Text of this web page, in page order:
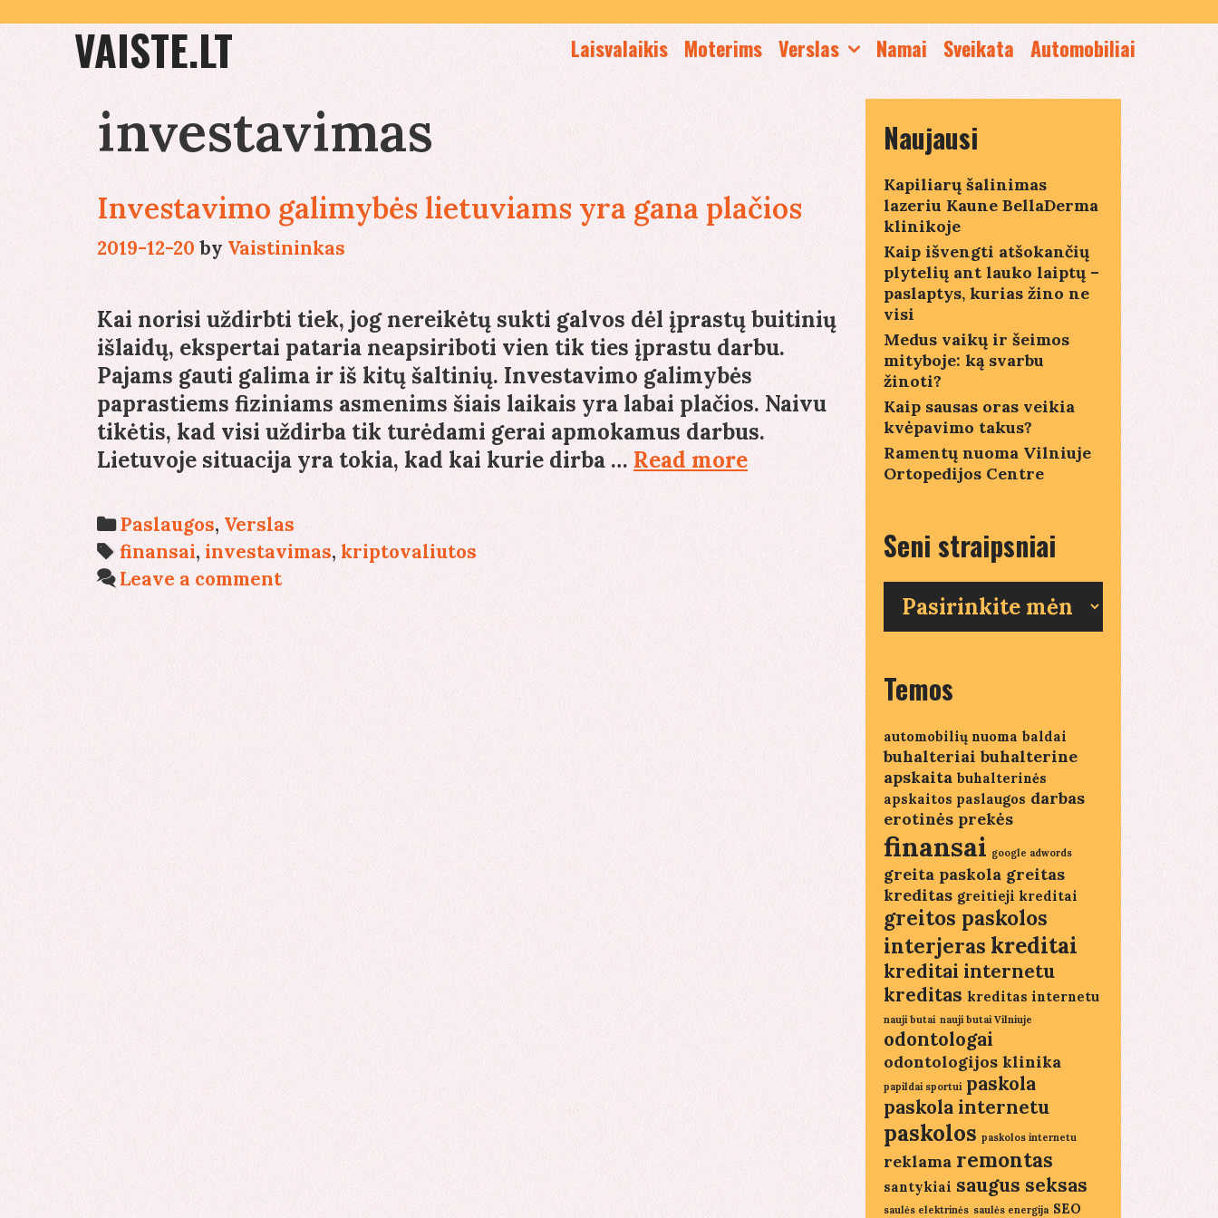
to
contentVAISTE.LT Laisvalaikis Moterims Verslas Namai Sveikata Automobiliai
investavimas
Investavimo galimybės lietuviams yra gana plačios
2019-12-20 by Vaistininkas
Kai norisi uždirbti tiek, jog nereikėtų sukti galvos dėl įprastų buitinių
išlaidų, ekspertai pataria neapsiriboti vien tik ties įprastu darbu.
Pajams gauti galima ir iš kitų šaltinių. Investavimo galimybės
paprastiems fiziniams asmenims šiais laikais yra labai plačios. Naivu
tikėtis, kad visi uždirba tik turėdami gerai apmokamus darbus.
Lietuvoje situacija yra tokia, kad kai kurie dirba …Read moreInvestavimo
galimybės
lietuviams
yra
gana
plačios
Categories
Paslaugos, Verslas
Tags
finansai, investavimas, kriptovaliutos
Leave a comment
Naujausi
Kapiliarų šalinimas
lazeriu Kaune BellaDerma
klinikoje
Kaip išvengti atšokančių
plytelių ant lauko laiptų –
paslaptys, kurias žino ne
visi
Medus vaikų ir šeimos
mityboje: ką svarbu
žinoti?
Kaip sausas oras veikia
kvėpavimo takus?
Ramentų nuoma Vilniuje
Ortopedijos Centre
Seni straipsniai
straipsniai
Temos
automobilių nuoma baldai
buhalteriai buhalterine
apskaita buhalterinės
apskaitos paslaugos darbas
erotinės prekės
finansai google adwords
greita paskola greitas
kreditas greitieji kreditai
greitos paskolos
interjeras kreditai
kreditai internetu
kreditas kreditas internetu
nauji butai nauji butai Vilniuje
odontologai
odontologijos klinika
papildai sportui paskola
paskola internetu
paskolos paskolos internetu
reklama remontas
santykiai saugus seksas
saulės elektrinės saulės energija SEO